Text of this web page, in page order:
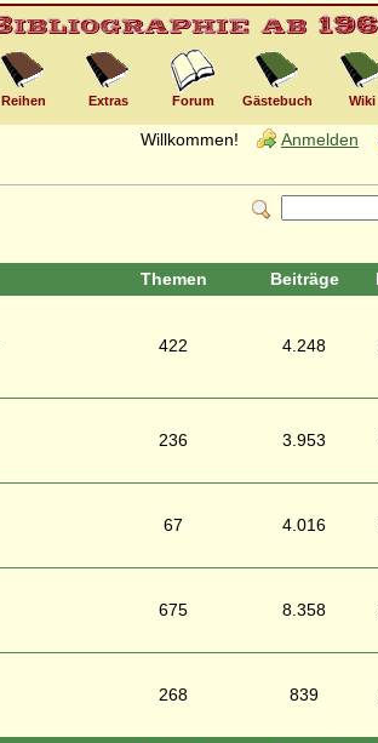
Reihen Extras Forum Gästebuch Wiki
Willkommen! Anmelden
Themen Beiträge
422 4.248
236 3.953
67 4.016
675 8.358
268 839